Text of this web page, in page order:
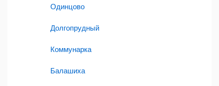
Одинцово
Долгопрудный
Коммунарка
Балашиха